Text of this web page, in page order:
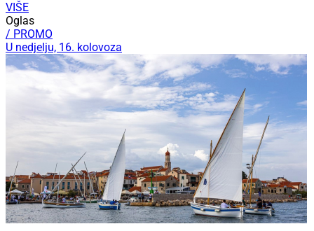
VIŠE
Oglas
/ PROMO
U nedjelju, 16. kolovoza